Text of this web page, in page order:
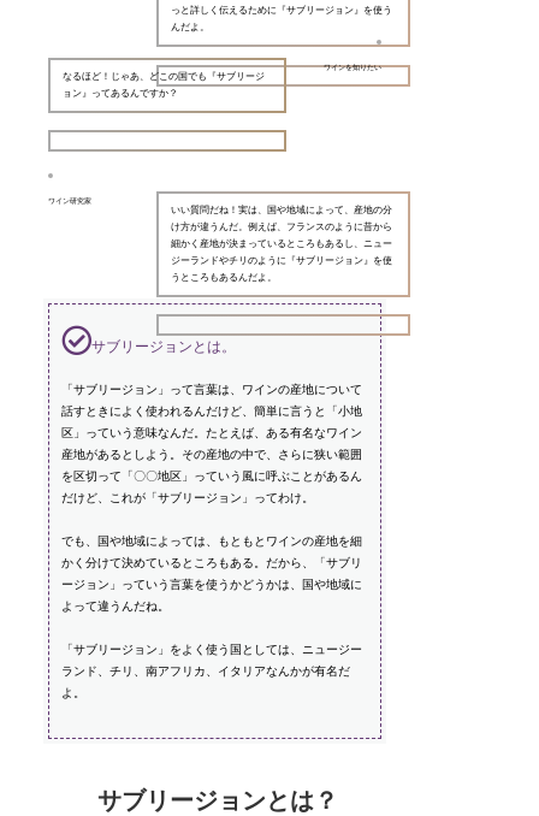
っと詳しく伝えるために『サブリージョン』を使う
んだよ。
ワインを知りたい
なるほど！じゃあ、どこの国でも『サブリージ
ョン』ってあるんですか？
ワイン研究家
いい質問だね！実は、国や地域によって、産地の分
け方が違うんだ。例えば、フランスのように昔から
細かく産地が決まっているところもあるし、ニュー
ジーランドやチリのように『サブリージョン』を使
うところもあるんだよ。
サブリージョンとは。
「サブリージョン」って言葉は、ワインの産地について
話すときによく使われるんだけど、簡単に言うと「小地
区」っていう意味なんだ。たとえば、ある有名なワイン
産地があるとしよう。その産地の中で、さらに狭い範囲
を区切って「〇〇地区」っていう風に呼ぶことがあるん
だけど、これが「サブリージョン」ってわけ。
でも、国や地域によっては、もともとワインの産地を細
かく分けて決めているところもある。だから、「サブリ
ージョン」っていう言葉を使うかどうかは、国や地域に
よって違うんだね。
「サブリージョン」をよく使う国としては、ニュージー
ランド、チリ、南アフリカ、イタリアなんかが有名だ
よ。
サブリージョンとは？